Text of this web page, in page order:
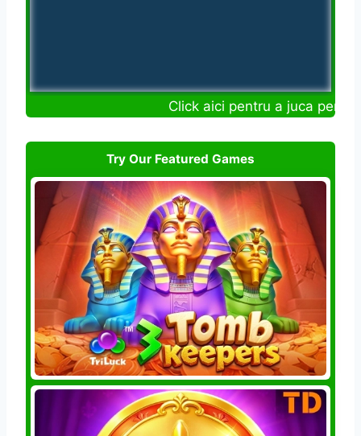
Click aici pentru a juca pentru
Try Our Featured Games